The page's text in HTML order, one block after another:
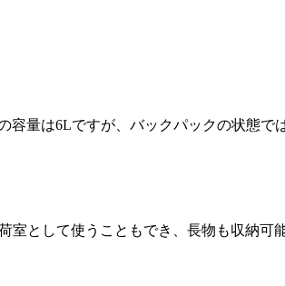
量は6Lですが、バックパックの状態で
として使うこともでき、長物も収納可能